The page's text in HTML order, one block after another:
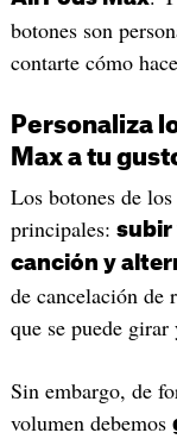
botones son
contarte cómo
Personaliza
Max a tu
Los botones de
principales: subir
canción y
de cancelación de
que se puede
Sin embargo, de
volumen debemos